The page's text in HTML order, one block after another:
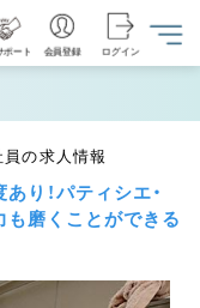
ポート 会員登録 ログイン
の求人情報
り！パティシエ・
磨くことができる